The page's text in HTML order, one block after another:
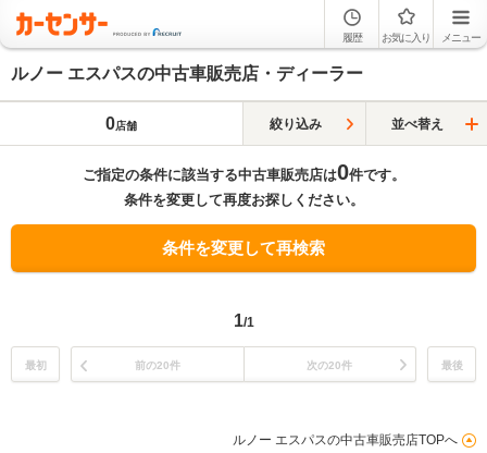
履歴 お気に入り メニュー
ルノー エスパスの中古車販売店・ディーラー
0店舗 絞り込み 並べ替え
ご指定の条件に該当する中古車販売店は0件です。
条件を変更して再度お探しください。
条件を変更して再検索
1/1
最初 前の20件 次の20件 最後
ルノー エスパスの中古車販売店TOPへ